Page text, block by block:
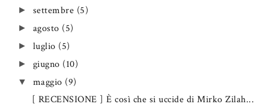
► settembre (5)
► agosto (5)
► luglio (5)
► giugno (10)
▼ maggio (9)
[ RECENSIONE ] È così che si uccide di Mirko Zilah...